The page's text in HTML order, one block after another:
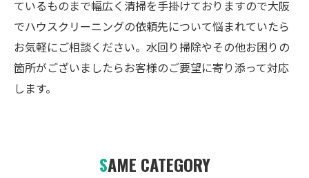
ているものまで幅広く清掃を手掛けておりますので大阪
でハウスクリーニングの依頼先について悩まれていたら
お気軽にご相談ください。水回り掃除やその他お困りの
箇所がございましたらお客様のご要望に寄り添って対応
します。
SAME CATEGORY